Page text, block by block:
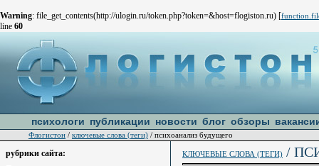
Warning: file_get_contents(http://ulogin.ru/token.php?token=&host=flogiston.ru) [
line 60
психологи публикации новости блог обзоры
Флогистон / ключевые слова (теги) / психоанализ будущего
рубрики сайта: КЛЮЧЕВЫЕ СЛОВА (ТЕГИ) /